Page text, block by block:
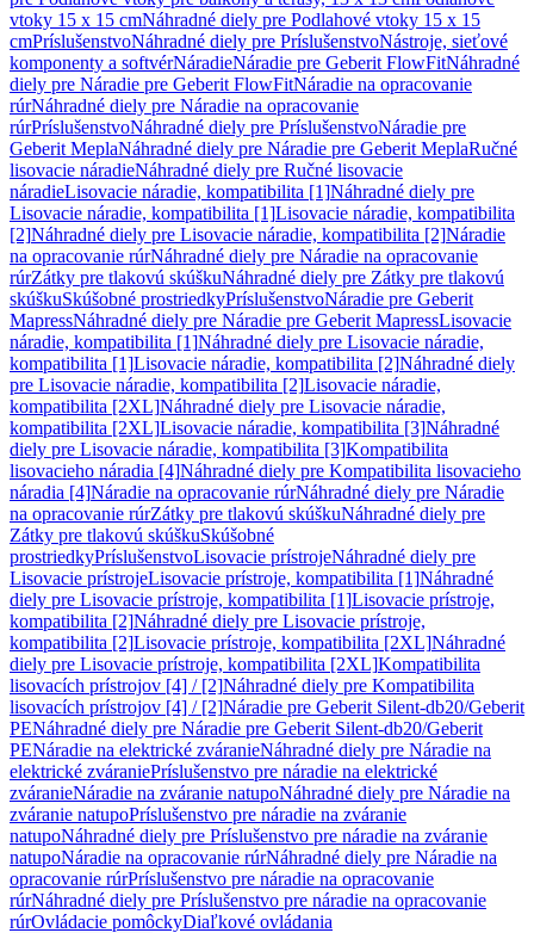
vtoky 15 x 15 cmNáhradné diely pre Podlahové vtoky 15 x 15
cmPríslušenstvoNáhradné diely pre PríslušenstvoNástroje, sieťové
komponenty a softvérNáradieNáradie pre Geberit FlowFitNáhradné
diely pre Náradie pre Geberit FlowFitNáradie na opracovanie
rúrNáhradné diely pre Náradie na opracovanie
rúrPríslušenstvoNáhradné diely pre PríslušenstvoNáradie pre
Geberit MeplaNáhradné diely pre Náradie pre Geberit MeplaRučné
lisovacie náradieNáhradné diely pre Ručné lisovacie
náradieLisovacie náradie, kompatibilita [1]Náhradné diely pre
Lisovacie náradie, kompatibilita [1]Lisovacie náradie, kompatibilita
[2]Náhradné diely pre Lisovacie náradie, kompatibilita [2]Náradie
na opracovanie rúrNáhradné diely pre Náradie na opracovanie
rúrZátky pre tlakovú skúškuNáhradné diely pre Zátky pre tlakovú
skúškuSkúšobné prostriedkyPríslušenstvoNáradie pre Geberit
MapressNáhradné diely pre Náradie pre Geberit MapressLisovacie
náradie, kompatibilita [1]Náhradné diely pre Lisovacie náradie,
kompatibilita [1]Lisovacie náradie, kompatibilita [2]Náhradné diely
pre Lisovacie náradie, kompatibilita [2]Lisovacie náradie,
kompatibilita [2XL]Náhradné diely pre Lisovacie náradie,
kompatibilita [2XL]Lisovacie náradie, kompatibilita [3]Náhradné
diely pre Lisovacie náradie, kompatibilita [3]Kompatibilita
lisovacieho náradia [4]Náhradné diely pre Kompatibilita lisovacieho
náradia [4]Náradie na opracovanie rúrNáhradné diely pre Náradie
na opracovanie rúrZátky pre tlakovú skúškuNáhradné diely pre
Zátky pre tlakovú skúškuSkúšobné
prostriedkyPríslušenstvoLisovacie prístrojeNáhradné diely pre
Lisovacie prístrojeLisovacie prístroje, kompatibilita [1]Náhradné
diely pre Lisovacie prístroje, kompatibilita [1]Lisovacie prístroje,
kompatibilita [2]Náhradné diely pre Lisovacie prístroje,
kompatibilita [2]Lisovacie prístroje, kompatibilita [2XL]Náhradné
diely pre Lisovacie prístroje, kompatibilita [2XL]Kompatibilita
lisovacích prístrojov [4] / [2]Náhradné diely pre Kompatibilita
lisovacích prístrojov [4] / [2]Náradie pre Geberit Silent-db20/Geberit
PENáhradné diely pre Náradie pre Geberit Silent-db20/Geberit
PENáradie na elektrické zváranieNáhradné diely pre Náradie na
elektrické zváraniePríslušenstvo pre náradie na elektrické
zváranieNáradie na zváranie natupoNáhradné diely pre Náradie na
zváranie natupoPríslušenstvo pre náradie na zváranie
natupoNáhradné diely pre Príslušenstvo pre náradie na zváranie
natupoNáradie na opracovanie rúrNáhradné diely pre Náradie na
opracovanie rúrPríslušenstvo pre náradie na opracovanie
rúrNáhradné diely pre Príslušenstvo pre náradie na opracovanie
rúrOvládacie pomôckyDiaľkové ovládania